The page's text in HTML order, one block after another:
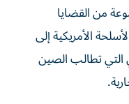
من ‌القضايا
الأمريكية إلى
التي تطالب الصين